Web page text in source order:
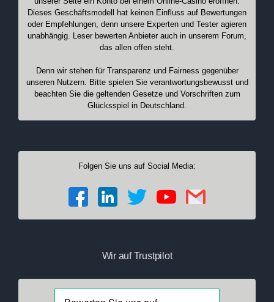
Dieses Geschäftsmodell hat keinen Einfluss auf Bewertungen
oder Empfehlungen, denn unsere Experten und Tester agieren
unabhängig. Leser bewerten Anbieter auch in unserem Forum,
das allen offen steht.
Denn wir stehen für Transparenz und Fairness gegenüber
unseren Nutzern. Bitte spielen Sie verantwortungsbewusst und
beachten Sie die geltenden Gesetze und Vorschriften zum
Glücksspiel in Deutschland.
Folgen Sie uns auf Social Media:
Wir auf Trustpilot